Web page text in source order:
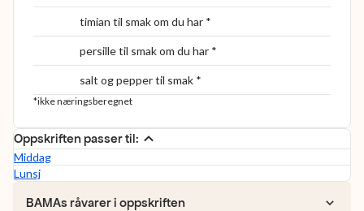
timian til smak om du har *
persille til smak om du har *
salt og pepper til smak *
*ikke næringsberegnet
Oppskriften passer til:
Middag
Lunsj
BAMAs råvarer i oppskriften